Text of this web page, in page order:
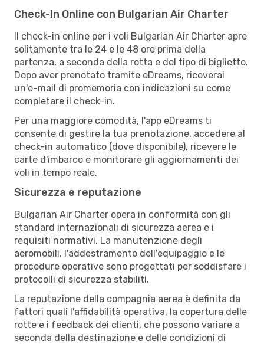
Check-In Online con Bulgarian Air Charter
Il check-in online per i voli Bulgarian Air Charter apre
solitamente tra le 24 e le 48 ore prima della
partenza, a seconda della rotta e del tipo di biglietto.
Dopo aver prenotato tramite eDreams, riceverai
un'e-mail di promemoria con indicazioni su come
completare il check-in.
Per una maggiore comodità, l'app eDreams ti
consente di gestire la tua prenotazione, accedere al
check-in automatico (dove disponibile), ricevere le
carte d'imbarco e monitorare gli aggiornamenti dei
voli in tempo reale.
Sicurezza e reputazione
Bulgarian Air Charter opera in conformità con gli
standard internazionali di sicurezza aerea e i
requisiti normativi. La manutenzione degli
aeromobili, l'addestramento dell'equipaggio e le
procedure operative sono progettati per soddisfare i
protocolli di sicurezza stabiliti.
La reputazione della compagnia aerea è definita da
fattori quali l'affidabilità operativa, la copertura delle
rotte e i feedback dei clienti, che possono variare a
seconda della destinazione e delle condizioni di